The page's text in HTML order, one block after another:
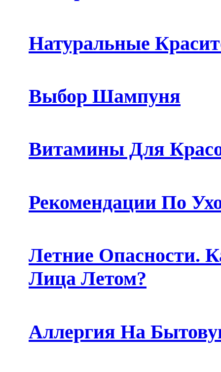
Натуральные
Выбор Шампуня
Витамины Для
Рекомендации По
Летние Опасности.
Лица Летом?
Аллергия На